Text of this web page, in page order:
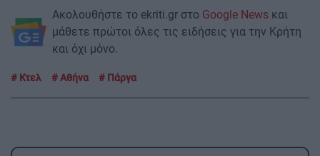
Ακολουθήστε το ekriti.gr στο Google News και
μάθετε πρώτοι όλες τις ειδήσεις για την Κρήτη
και όχι μόνο.
Κτελ Αθήνα Πάργα